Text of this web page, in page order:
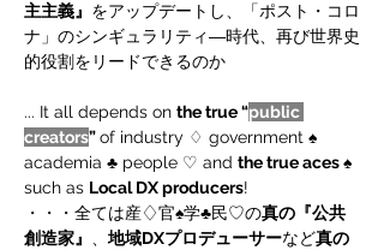
主主義』 をアップデートし、「ポスト・コロ
ナ」のシンギュラリティ―時代、再び世界史
的役割をリードできるのか
... It all depends on the true “public
creators” of industry ♢ government ♠
academia ♣ people ♡ and the true aces ♠
such as Local DX producers!
・・・全ては産♢官♠学♣民♡の真の『公共
創造家』 、 地域DXプロデューサーなど真の